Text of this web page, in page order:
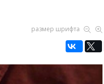
размер шрифта